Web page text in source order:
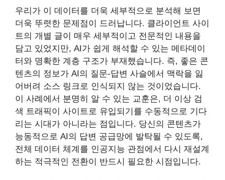
우리가 이 데이터를 더욱 세부적으로 분석해 보면
더욱 뚜렷한 문제점이 드러납니다. 클라이언트 사이
트의 개별 글이 매우 세부적이고 전문적인 내용을
담고 있었지만, AI가 쉽게 해석할 수 있는 메타데이
터와 명확한 계층 구조가 부재했습니다. 즉, 좋은 콘
텐츠의 정보가 AI의 질문-답변 사슬에서 맥락을 잃
어버려 소스 링크로 인식되지 않는 것이었습니다.
이 사례에서 분명히 알 수 있는 교훈은, 더 이상 검
색 트래픽이 사이트로 유입되기를 수동적으로 기다
리는 시대가 아니라는 점입니다. 당신의 콘텐츠가
능동적으로 AI의 답변 공급망에 발탁될 수 있도록,
전체 데이터 체계를 인공지능 관점에서 다시 재설계
하는 적극적인 전환이 반드시 필요한 시점입니다.